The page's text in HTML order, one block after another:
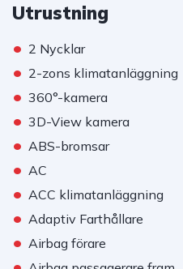
Utrustning
• 2 Nycklar
• 2-zons klimatanläggning
• 360°-kamera
• 3D-View kamera
• ABS-bromsar
• AC
• ACC klimatanläggning
• Adaptiv Farthållare
• Airbag förare